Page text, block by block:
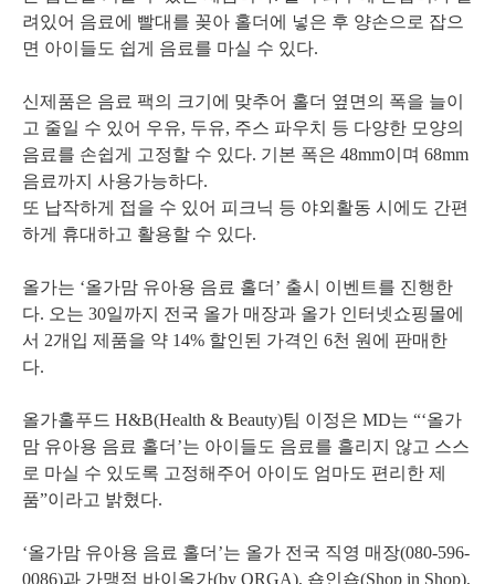
려있어 음료에 빨대를 꽂아 홀더에 넣은 후 양손으로 잡으
면 아이들도 쉽게 음료를 마실 수 있다.
신제품은 음료 팩의 크기에 맞추어 홀더 옆면의 폭을 늘이
고 줄일 수 있어 우유, 두유, 주스 파우치 등 다양한 모양의
음료를 손쉽게 고정할 수 있다. 기본 폭은 48mm이며 68mm
음료까지 사용가능하다.
또 납작하게 접을 수 있어 피크닉 등 야외활동 시에도 간편
하게 휴대하고 활용할 수 있다.
올가는 ‘올가맘 유아용 음료 홀더’ 출시 이벤트를 진행한
다. 오는 30일까지 전국 올가 매장과 올가 인터넷쇼핑몰에
서 2개입 제품을 약 14% 할인된 가격인 6천 원에 판매한
다.
올가홀푸드 H&B(Health & Beauty)팀 이정은 MD는 “‘올가
맘 유아용 음료 홀더’는 아이들도 음료를 흘리지 않고 스스
로 마실 수 있도록 고정해주어 아이도 엄마도 편리한 제
품”이라고 밝혔다.
‘올가맘 유아용 음료 홀더’는 올가 전국 직영 매장(080-596-
0086)과 가맹점 바이올가(by ORGA), 숍인숍(Shop in Shop),